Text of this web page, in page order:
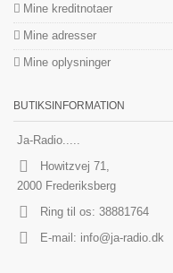
Mine kreditnotaer
Mine adresser
Mine oplysninger
BUTIKSINFORMATION
Ja-Radio.....
Howitzvej 71,
2000 Frederiksberg
Ring til os: 38881764
E-mail: info@ja-radio.dk